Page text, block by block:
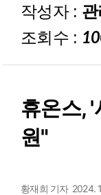
작성자 :
조회수 :
휴온스,
원"
황재희 기자 2024.